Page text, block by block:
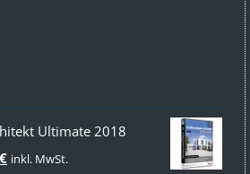
Ultimate 2018
€Aktueller
inkl. MwSt.